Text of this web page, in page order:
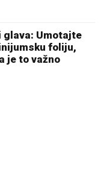
glava: Umotajte
foliju,
je to važno